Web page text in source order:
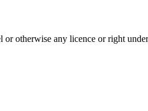
otherwise any licence or right